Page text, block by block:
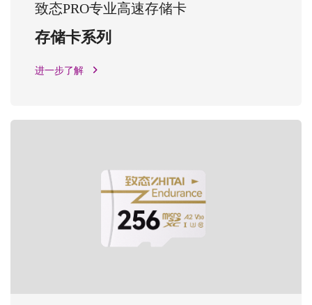
致态PRO专业高速存储卡
存储卡系列
进一步了解